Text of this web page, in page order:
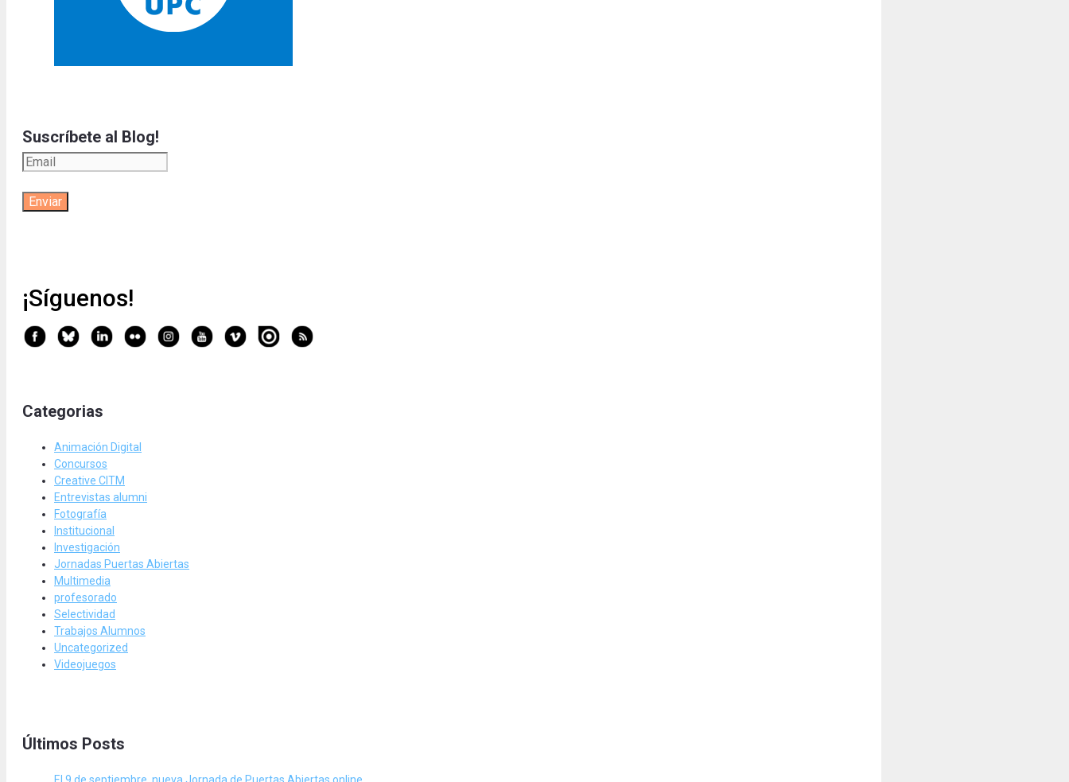
Suscríbete al Blog!
¡Síguenos!
Categorias
Animación Digital
Concursos
Creative CITM
Entrevistas alumni
Fotografía
Institucional
Investigación
Jornadas Puertas Abiertas
Multimedia
profesorado
Selectividad
Trabajos Alumnos
Uncategorized
Videojuegos
Últimos Posts